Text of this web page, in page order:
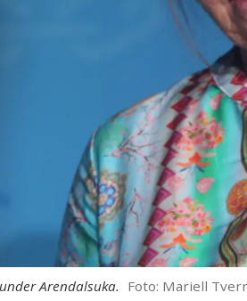
Arendalsuka. Foto: Mariell